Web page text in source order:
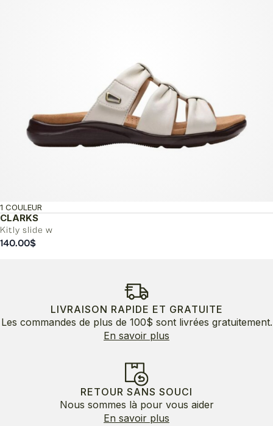
CLARKS
Kitly slide w
1 COULEUR
140.00$
LIVRAISON RAPIDE ET GRATUITE
Les commandes de plus de 100$ sont livrées gratuitement.
En savoir plus
RETOUR SANS SOUCI
Nous sommes là pour vous aider
En savoir plus